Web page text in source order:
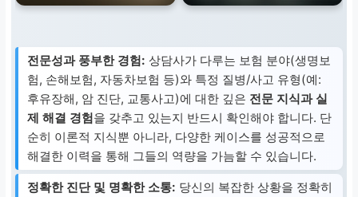
전문성과 풍부한 경험: 상담사가 다루는 보험 분야(생명보
험, 손해보험, 자동차보험 등)와 특정 질병/사고 유형(예:
후유장해, 암 진단, 교통사고)에 대한 깊은 전문 지식과 실
제 해결 경험을 갖추고 있는지 반드시 확인해야 합니다. 단
순히 이론적 지식뿐 아니라, 다양한 케이스를 성공적으로
해결한 이력을 통해 그들의 역량을 가늠할 수 있습니다.
정확한 진단 및 명확한 소통: 당신의 복잡한 상황을 정확히